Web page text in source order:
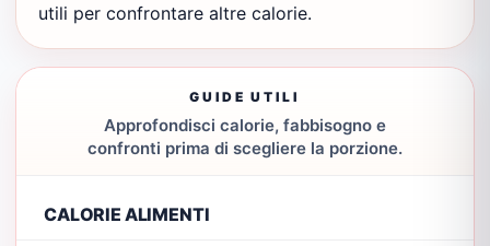
utili per confrontare altre calorie.
GUIDE UTILI
Approfondisci calorie, fabbisogno e
confronti prima di scegliere la porzione.
CALORIE ALIMENTI